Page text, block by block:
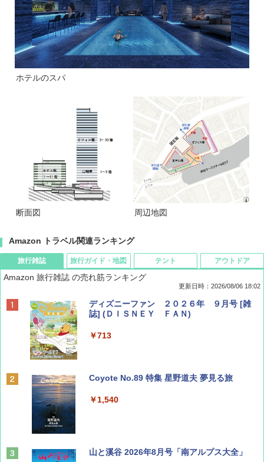
ホテルのスパ
断面図 周辺地図
Amazon トラベル関連ランキング
旅行雑誌
Amazon 旅行雑誌 の売れ筋ランキング
更新日時：2026/08/06 18:02
ディズニーファン ２０２６年 ９月号 [雑
誌] (ＤＩＳＮＥＹ ＦＡＮ)
￥713
Coyote No.89 特集 星野道夫 夢見る旅
￥1,540
山と溪谷 2026年8月号「南アルプス大全」
旅行ガイド・地図 テント アウトドア